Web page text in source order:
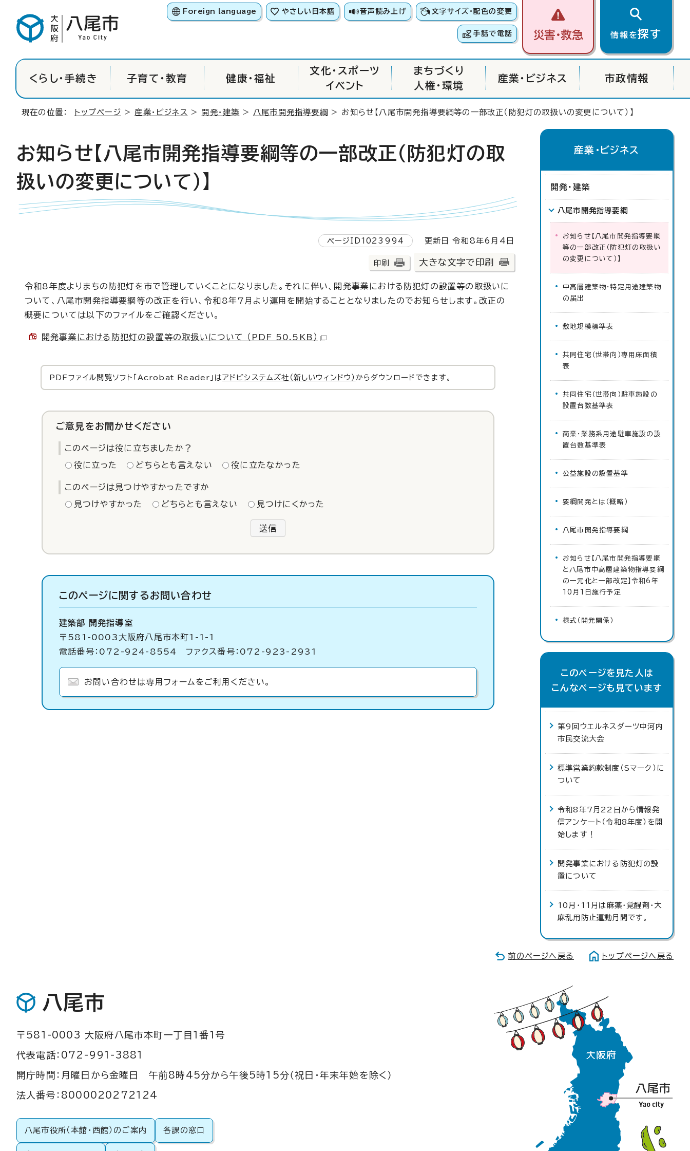
Foreign language やさしい日本語 音声読み上げ 文字サイズ・配色の変更
手話で電話 災害・救急 情報を探す
くらし・手続き 子育て・教育 健康・福祉
文化・スポーツ
イベント
まちづくり
人権・環境
産業・ビジネス 市政情報
現在の位置： トップページ > 産業・ビジネス > 開発・建築 > 八尾市開発指導要綱 > お知らせ【八尾市開発指導要綱等の一部改正（防犯灯の取扱いの変更について）】
お知らせ【八尾市開発指導要綱等の一部改正（防犯灯の取
扱いの変更について）】
ページID1023994 更新日 令和8年6月4日
印刷 大きな文字で印刷
令和8年度よりまちの防犯灯を市で管理していくことになりました。それに伴い、開発事業における防犯灯の設置等の取扱いに
ついて、八尾市開発指導要綱等の改正を行い、令和8年7月より運用を開始することとなりましたのでお知らせします。改正の
概要については以下のファイルをご確認ください。
開発事業における防犯灯の設置等の取扱いについて （PDF 50.5KB）
PDFファイル閲覧ソフト「Acrobat Reader」はアドビシステムズ社（新しいウィンドウ） からダウンロードできます。
ご意見をお聞かせください
このページは役に立ちましたか？
役に立った どちらとも言えない 役に立たなかった
このページは見つけやすかったですか
見つけやすかった どちらとも言えない 見つけにくかった
送信
このページに関するお問い合わせ
建築部 開発指導室
〒581-0003大阪府八尾市本町1-1-1
電話番号：072-924-8554 ファクス番号：072-923-2931
お問い合わせは専用フォームをご利用ください。
産業・ビジネス
開発・建築
八尾市開発指導要綱
お知らせ【八尾市開発指導要綱
等の一部改正（防犯灯の取扱い
の変更について）】
中高層建築物・特定用途建築物
の届出
敷地規模標準表
共同住宅（世帯向）専用床面積
表
共同住宅（世帯向）駐車施設の
設置台数基準表
商業・業務系用途駐車施設の設
置台数基準表
公益施設の設置基準
要綱開発とは（概略）
八尾市開発指導要綱
お知らせ【八尾市開発指導要綱
と八尾市中高層建築物指導要綱
の一元化と一部改定】令和6年
10月1日施行予定
様式（開発関係）
このページを見た人は
こんなページも見ています
第9回ウエルネスダーツ中河内
市民交流大会
標準営業約款制度（Sマーク）に
ついて
令和8年7月22日から情報発
信アンケート（令和8年度）を開
始します！
開発事業における防犯灯の設
置について
10月・11月は麻薬・覚醒剤・大
麻乱用防止運動月間です。
前のページへ戻る トップページへ戻る
八尾市
〒581-0003 大阪府八尾市本町一丁目1番1号
代表電話：072-991-3881
開庁時間：月曜日から金曜日 午前8時45分から午後5時15分（祝日・年末年始を除く）
法人番号：8000020272124
八尾市役所（本館・西館）のご案内 各課の窓口